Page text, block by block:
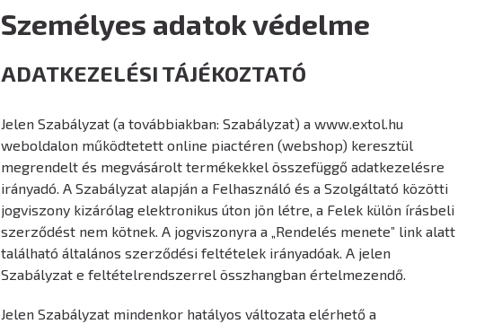
Személyes adatok védelme
ADATKEZELÉSI TÁJÉKOZTATÓ
Jelen Szabályzat (a továbbiakban: Szabályzat) a www.extol.hu
weboldalon működtetett online piactéren (webshop) keresztül
megrendelt és megvásárolt termékekkel összefüggő adatkezelésre
irányadó. A Szabályzat alapján a Felhasználó és a Szolgáltató közötti
jogviszony kizárólag elektronikus úton jön létre, a Felek külön írásbeli
szerződést nem kötnek. A jogviszonyra a „Rendelés menete” link alatt
található általános szerződési feltételek irányadóak. A jelen
Szabályzat e feltételrendszerrel összhangban értelmezendő.
Jelen Szabályzat mindenkor hatályos változata elérhető a